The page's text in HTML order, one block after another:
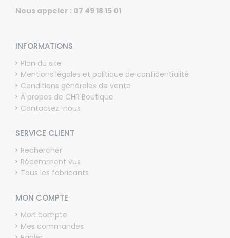
Nous appeler : 07 49 18 15 01
INFORMATIONS
Plan du site
Mentions légales et politique de confidentialité
Conditions générales de vente
À propos de CHR Boutique
Contactez-nous
SERVICE CLIENT
Rechercher
Récemment vus
Tous les fabricants
MON COMPTE
Mon compte
Mes commandes